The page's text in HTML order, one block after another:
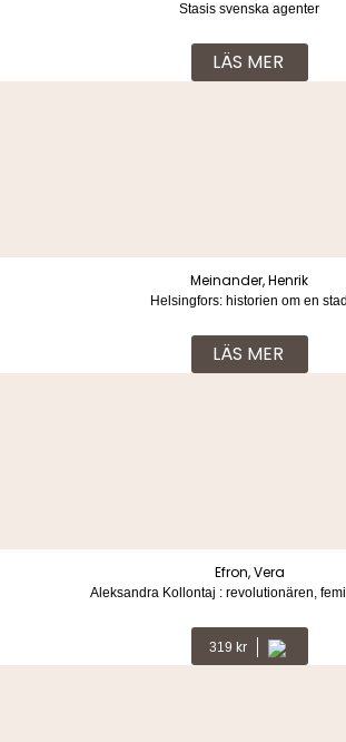
Stasis svenska agenter
LÄS MER
Meinander, Henrik
Helsingfors: historien om en stad
LÄS MER
Efron, Vera
Aleksandra Kollontaj : revolutionären,
319 Kr